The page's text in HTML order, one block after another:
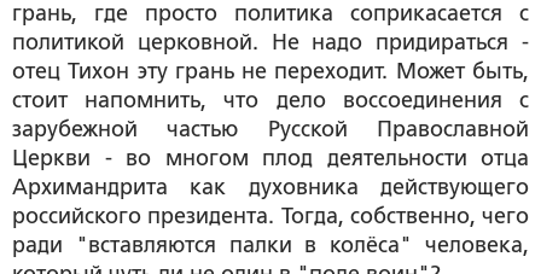
грань, где просто политика соприкасается с
политикой церковной. Не надо придираться -
отец Тихон эту грань не переходит. Может быть,
стоит напомнить, что дело воссоединения с
зарубежной частью Русской Православной
Церкви - во многом плод деятельности отца
Архимандрита как духовника действующего
российского президента. Тогда, собственно, чего
ради "вставляются палки в колёса" человека,